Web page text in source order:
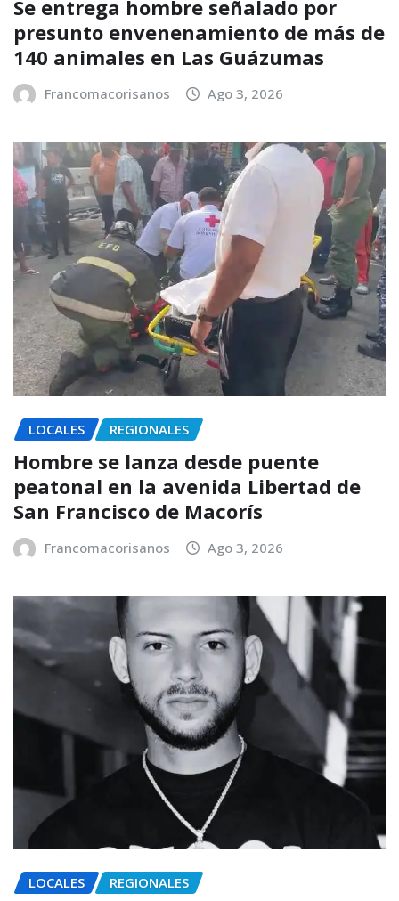
Se entrega hombre señalado por
presunto envenenamiento de más de
140 animales en Las Guázumas
Francomacorisanos Ago 3, 2026
LOCALES REGIONALES
Hombre se lanza desde puente
peatonal en la avenida Libertad de
San Francisco de Macorís
Francomacorisanos Ago 3, 2026
LOCALES REGIONALES